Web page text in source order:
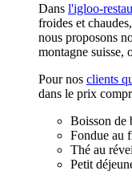
Dans l'igloo-
froides et
nous proposons
montagne suisse,
Pour nos clients
dans le prix
Boisson de
Fondue au
Thé au
Petit